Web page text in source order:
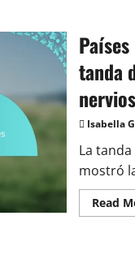
tanda
Isabella
La
mostró
Read